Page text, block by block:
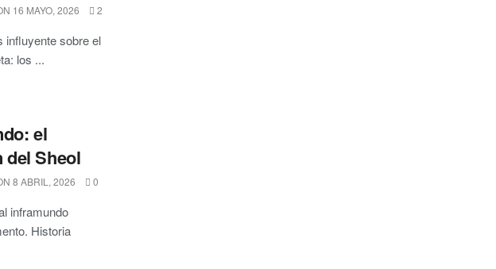
16 MAYO, 2026 2
influyente sobre el
los ...
el
del Sheol
8 ABRIL, 2026 0
inframundo
Historia